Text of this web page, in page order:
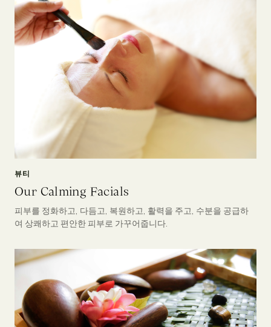
뷰티
Our Calming Facials
피부를 정화하고, 다듬고, 복원하고, 활력을 주고, 수분을 공급하
여 상쾌하고 편안한 피부로 가꾸어줍니다.